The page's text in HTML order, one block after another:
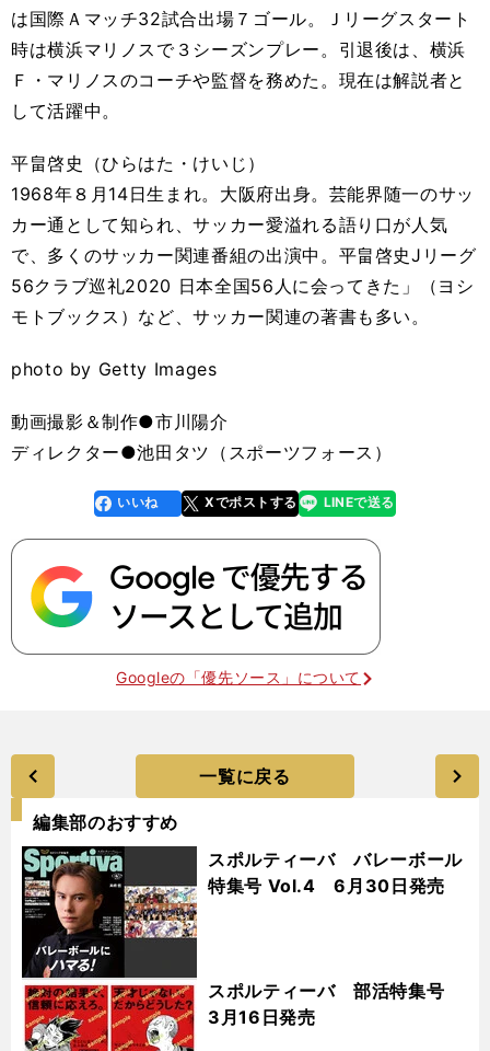
は国際Ａマッチ32試合出場７ゴール。Ｊリーグスタート
時は横浜マリノスで３シーズンプレー。引退後は、横浜
Ｆ・マリノスのコーチや監督を務めた。現在は解説者と
して活躍中。
平畠啓史（ひらはた・けいじ）
1968年８月14日生まれ。大阪府出身。芸能界随一のサッ
カー通として知られ、サッカー愛溢れる語り口が人気
で、多くのサッカー関連番組の出演中。平畠啓史Jリーグ
56クラブ巡礼2020 日本全国56人に会ってきた」（ヨシ
モトブックス）など、サッカー関連の著書も多い。
photo by Getty Images
動画撮影＆制作●市川陽介
ディレクター●池田タツ（スポーツフォース）
faceboo
k
いいね Xでポストする
line LINEで送る
Googleの「優先ソース」について
一覧に戻る
編集部のおすすめ
スポルティーバ バレーボール
特集号 Vol.4 6月30日発売
スポルティーバ 部活特集号
3月16日発売